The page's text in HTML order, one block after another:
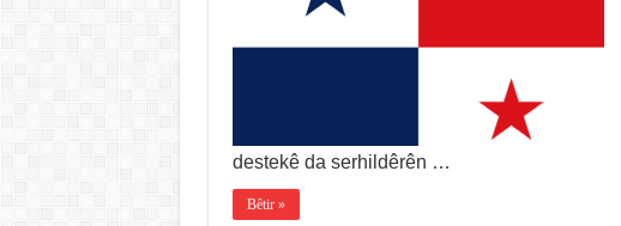
destekê da serhildêrên …
Bêtir »